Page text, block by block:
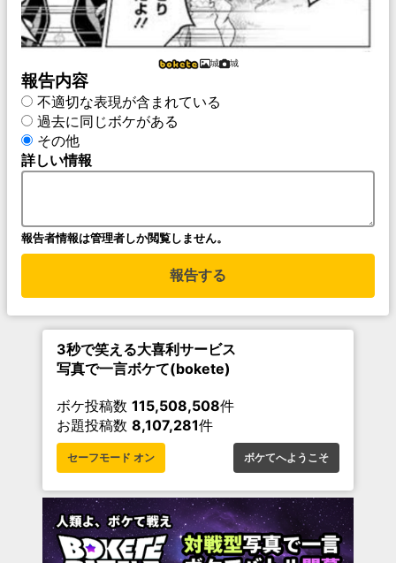
城 城
報告内容
不適切な表現が含まれている
過去に同じボケがある
その他
詳しい情報
報告者情報は管理者しか閲覧しません。
報告する
3秒で笑える大喜利サービス
写真で一言ボケて(bokete)
ボケ投稿数 115,508,508件
お題投稿数 8,107,281件
セーフモード オン ボケてへようこそ